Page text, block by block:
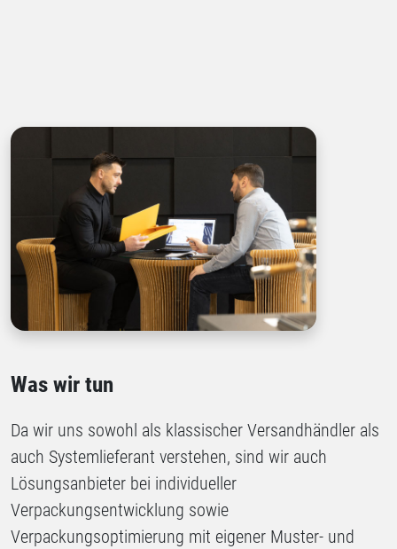
Was wir tun
Da wir uns sowohl als klassischer Versandhändler als
auch Systemlieferant verstehen, sind wir auch
Lösungsanbieter bei individueller
Verpackungsentwicklung sowie
Verpackungsoptimierung mit eigener Muster- und